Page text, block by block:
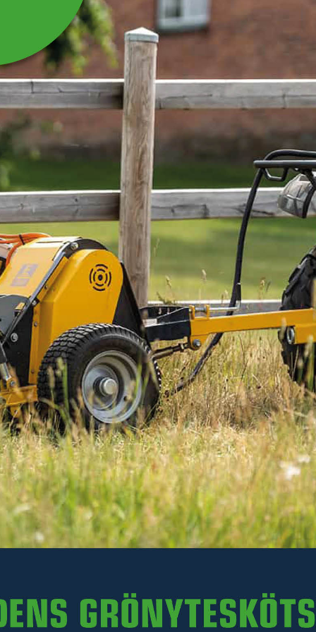
MUTTER NEDRE
KNIVAXEL M18*1,5
NYLOC
Mutter nedre knivaxel M18*1,5 nyloc till parkklippare
FM180.
Läs mer
94 kr
Inkl. moms
I lager
- +
LÄGG I VARUKORGEN